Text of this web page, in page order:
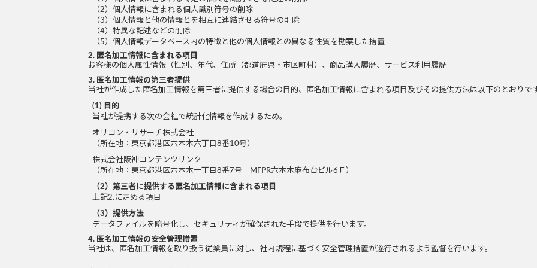
（2）個人情報に含まれる個人識別符号の削除
（3）個人情報と他の情報とを相互に連結させる符号の削除
（4）特異な記述などの削除
（5）個人情報データベース内の特徴と他の個人情報との異なる性質を勘案した措置
2. 匿名加工情報に含まれる項目
お客様の個人属性情報（性別、年代、住所（都道府県・市区町村）、商品購入履歴、サービス利用履歴
3. 匿名加工情報の第三者提供
当社が作成した匿名加工情報を第三者に提供する場合の目的、匿名加工情報に含まれる項目及びその提供方法は以下のとおりで
(1) 目的
当社が提携する次の会社で統計化情報を作成するため。
オリコン・リサーチ株式会社
（所在地：東京都港区六本木六丁目8番10号）
株式会社阪神コンテンツリンク
（所在地：東京都港区六本木一丁目8番7号 MFPR六本木麻布台ビル6Ｆ）
（2）第三者に提供する匿名加工情報に含まれる項目
上記2.に定める項目
（3）提供方法
データファイルを暗号化し、セキュリティが確保された手段で提供を行います。
4. 匿名加工情報の安全管理措置
当社は、匿名加工情報を取り扱う従業員に対し、社内規程に基づく安全管理措置が遂行されるよう監督を行います。